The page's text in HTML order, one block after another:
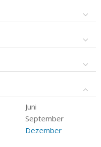
Juni
September
Dezember